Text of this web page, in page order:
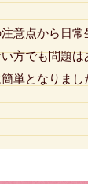
意点から日
方でも問題
単となりま